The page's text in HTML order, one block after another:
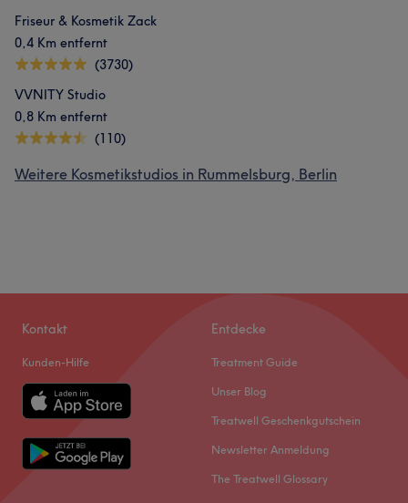
Friseur & Kosmetik Zack
0,4 Km entfernt
(3730)
VVNITY Studio
0,8 Km entfernt
(110)
Weitere Kosmetikstudios in Rummelsburg, Berlin
Kontakt
Kunden-Hilfe
Entdecke
Treatment Guide
Unser Blog
Treatwell Geschenkgutschein
Newsletter Anmeldung
The Treatwell Glossary